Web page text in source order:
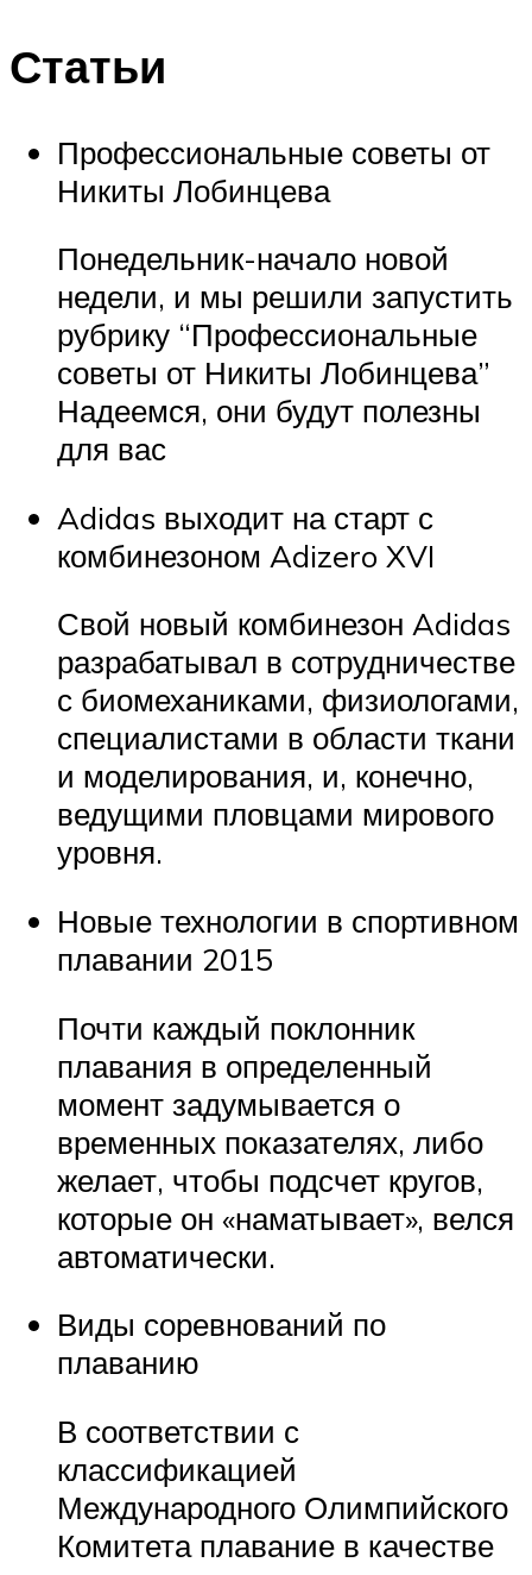
Статьи
Профессиональные советы от
Никиты Лобинцева
Понедельник-начало новой
недели, и мы решили запустить
рубрику “Профессиональные
советы от Никиты Лобинцева”
Надеемся, они будут полезны
для вас
Adidas выходит на старт с
комбинезоном Adizero XVI
Свой новый комбинезон Adidas
разрабатывал в сотрудничестве
с биомеханиками, физиологами,
специалистами в области ткани
и моделирования, и, конечно,
ведущими пловцами мирового
уровня.
Новые технологии в спортивном
плавании 2015
Почти каждый поклонник
плавания в определенный
момент задумывается о
временных показателях, либо
желает, чтобы подсчет кругов,
которые он «наматывает», велся
автоматически.
Виды соревнований по
плаванию
В соответствии с
классификацией
Международного Олимпийского
Комитета плавание в качестве